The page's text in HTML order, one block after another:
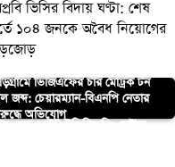
ভিসির বিদায় ঘণ্টা: শেষ
১০৪ জনকে অবৈধ নিয়োগের
ভিজিএফের চার মেট্রিক টন
জব্দ: চেয়ারম্যান-বিএনপি নেতার
অভিযোগ
হলো লাইট ইঞ্জিনিয়ারিং সেক্টরে